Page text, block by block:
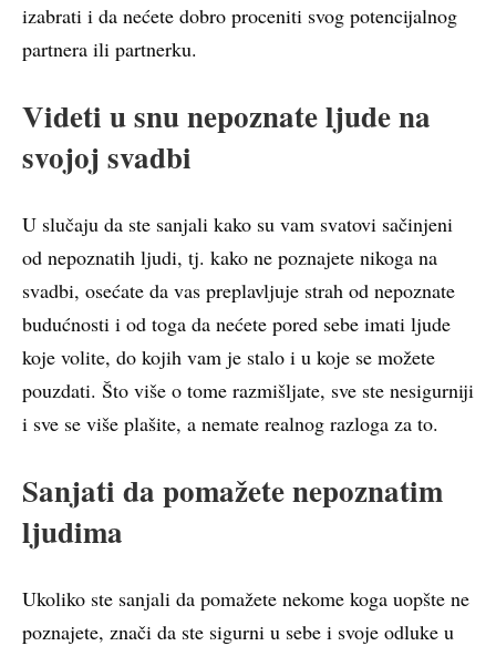
izabrati i da nećete dobro proceniti svog potencijalnog
partnera ili partnerku.
Videti u snu nepoznate ljude na
svojoj svadbi
U slučaju da ste sanjali kako su vam svatovi sačinjeni
od nepoznatih ljudi, tj. kako ne poznajete nikoga na
svadbi, osećate da vas preplavljuje strah od nepoznate
budućnosti i od toga da nećete pored sebe imati ljude
koje volite, do kojih vam je stalo i u koje se možete
pouzdati. Što više o tome razmišljate, sve ste nesigurniji
i sve se više plašite, a nemate realnog razloga za to.
Sanjati da pomažete nepoznatim
ljudima
Ukoliko ste sanjali da pomažete nekome koga uopšte ne
poznajete, znači da ste sigurni u sebe i svoje odluke u